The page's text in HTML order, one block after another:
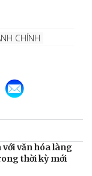
CHÍNH
văn hóa làng
thời kỳ mới